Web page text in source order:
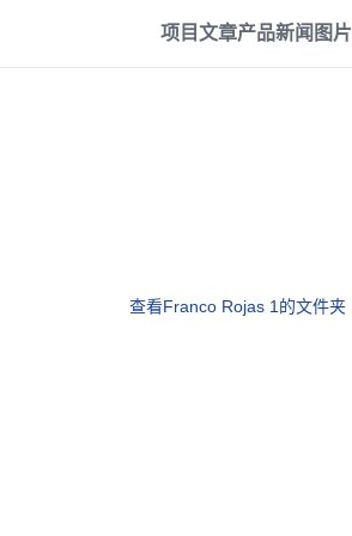
项目文章产品新闻 图片
查看Franco Rojas 1的文件夹